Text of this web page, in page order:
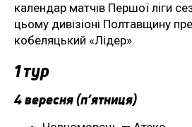
календар матчів Першої ліги
цьому дивізіоні Полтавщину
кобеляцький «Лідер».
1 тур
4 вересня (п’ятниця)